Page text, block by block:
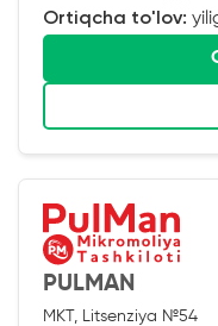
Ortiqcha to'lov:
PULMAN
MKT, Litsenziya №54